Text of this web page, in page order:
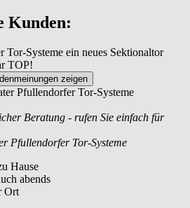
Kunden:
Tor-Systeme ein neues Sektionaltor
TOP!
zeigen
Beratung - rufen Sie einfach für
Pfullendorfer Tor-Systeme
Hause
abends
Ort